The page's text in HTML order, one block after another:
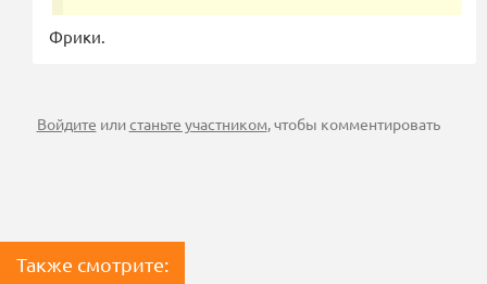
Фрики.
Войдите илистаньте участником, чтобы комментировать
Также смотрите: